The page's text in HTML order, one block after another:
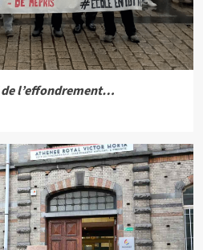
de l’effondrement…